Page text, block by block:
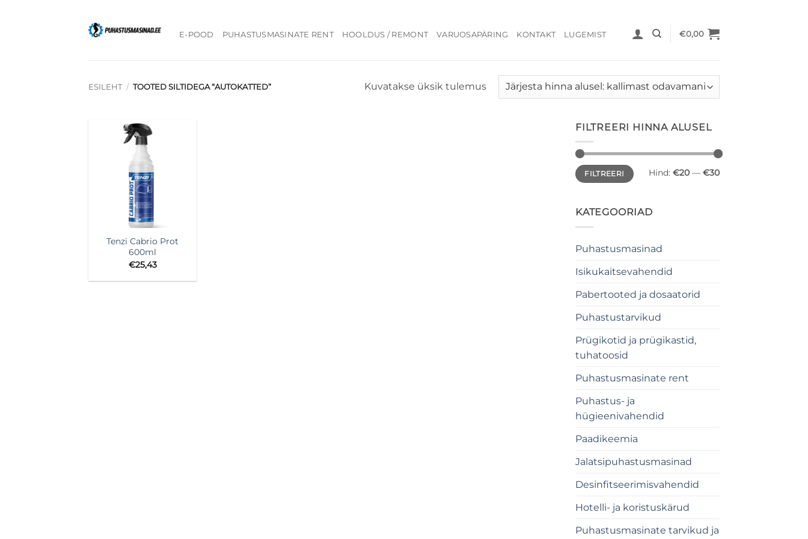
E-POOD PUHASTUSMASINATE RENT HOOLDUS / REMONT VARUOSAPÄRING KONTAKT LUGEMIST €0,00
ESILEHT / TOOTED SILTIDEGA “AUTOKATTED” Kuvatakse üksik tulemus
Tenzi Cabrio Prot
600ml
€25,43
FILTREERI HINNA ALUSEL
Minimaalne
hind
Maksimaalne
hindFILTREERI Hind: €20 — €30
KATEGOORIAD
Puhastusmasinad
Isikukaitsevahendid
Pabertooted ja dosaatorid
Puhastustarvikud
Prügikotid ja prügikastid,
tuhatoosid
Puhastusmasinate rent
Puhastus- ja
hügieenivahendid
Paadikeemia
Jalatsipuhastusmasinad
Desinfitseerimisvahendid
Hotelli- ja koristuskärud
Puhastusmasinate tarvikud ja